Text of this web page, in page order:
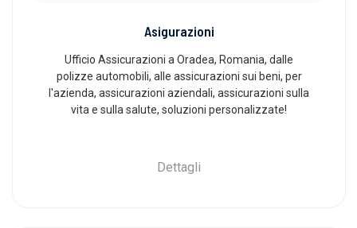
Asigurazioni
Ufficio Assicurazioni a Oradea, Romania, dalle
polizze automobili, alle assicurazioni sui beni, per
l'azienda, assicurazioni aziendali, assicurazioni sulla
vita e sulla salute, soluzioni personalizzate!
Dettagli